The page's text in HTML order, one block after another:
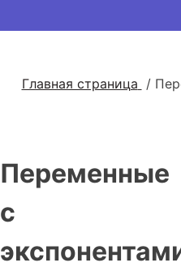
Главная страница /
Переменные
с